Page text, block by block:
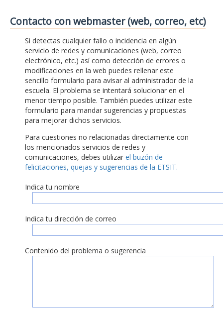
Contacto con webmaster (web, correo, etc)
Si detectas cualquier fallo o incidencia en algún
servicio de redes y comunicaciones (web, correo
electrónico, etc.) así como detección de errores o
modificaciones en la web puedes rellenar este
sencillo formulario para avisar al administrador de la
escuela. El problema se intentará solucionar en el
menor tiempo posible. También puedes utilizar este
formulario para mandar sugerencias y propuestas
para mejorar dichos servicios.
Para cuestiones no relacionadas directamente con
los mencionados servicios de redes y
comunicaciones, debes utilizar el buzón de
felicitaciones, quejas y sugerencias de la ETSIT.
Indica tu nombre
Indica tu dirección de correo
Contenido del problema o sugerencia